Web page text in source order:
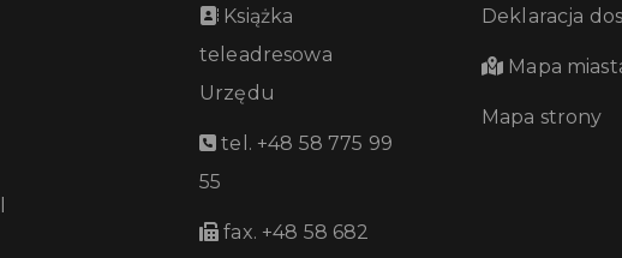
Książka
teleadresowa
Urzędu
tel. +48 58 775 99
55
fax. +48 58 682
Deklaracja
Mapa
Mapa strony